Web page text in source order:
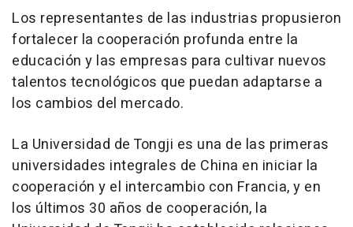
Los representantes de las industrias propusieron
fortalecer la cooperación profunda entre la
educación y las empresas para cultivar nuevos
talentos tecnológicos que puedan adaptarse a
los cambios del mercado.
La Universidad de Tongji es una de las primeras
universidades integrales de China en iniciar la
cooperación y el intercambio con Francia, y en
los últimos 30 años de cooperación, la